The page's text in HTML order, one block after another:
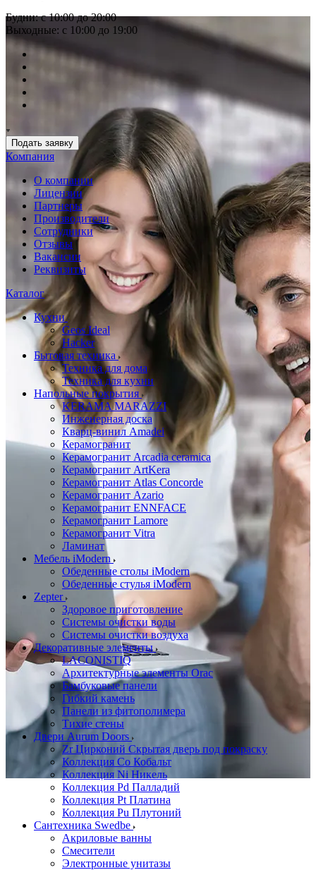
Будни: с 10:00 до 20:00
Выходные: с 10:00 до 19:00
Подать заявку
Компания
О компании
Лицензии
Партнеры
Производители
Сотрудники
Отзывы
Вакансии
Реквизиты
Каталог
Кухни
Geos Ideal
Hacker
Бытовая техника
Техника для дома
Техника для кухни
Напольные покрытия
KERAMA MARAZZI
Инженерная доска
Кварц-винил Amadei
Керамогранит
Керамогранит Arcadia ceramica
Керамогранит ArtKera
Керамогранит Atlas Concorde
Керамогранит Azario
Керамогранит ENNFACE
Керамогранит Lamore
Керамогранит Vitra
Ламинат
Мебель iModern
Обеденные столы iModern
Обеденные стулья iModern
Zepter
Здоровое приготовление
Системы очистки воды
Системы очистки воздуха
Декоративные элементы
LACONISTIQ
Архитектурные элементы Orac
Бамбуковые панели
Гибкий камень
Панели из фитополимера
Тихие стены
Двери Aurum Doors
Zr Цирконий Скрытая дверь под покраску
Коллекция Co Кобальт
Коллекция Ni Никель
Коллекция Pd Палладий
Коллекция Pt Платина
Коллекция Pu Плутоний
Сантехника Swedbe
Акриловые ванны
Смесители
Электронные унитазы